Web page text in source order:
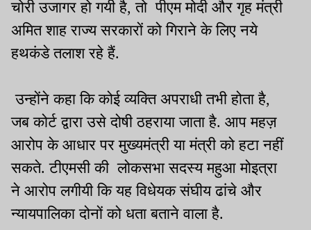
चोरी उजागर हो गयी है, तो पीएम मोदी और गृह मंत्री
अमित शाह राज्य सरकारों को गिराने के लिए नये
हथकंडे तलाश रहे हैं.
उन्होंने कहा कि कोई व्यक्ति अपराधी तभी होता है,
जब कोर्ट द्वारा उसे दोषी ठहराया जाता है. आप महज़
आरोप के आधार पर मुख्यमंत्री या मंत्री को हटा नहीं
सकते. टीएमसी की लोकसभा सदस्य महुआ मोइत्रा
ने आरोप लगीयी कि यह विधेयक संघीय ढांचे और
न्यायपालिका दोनों को धता बताने वाला है.